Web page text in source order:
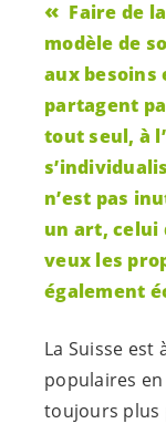
Faire de
modèle de
aux besoins
partagent
tout seul, à
n’est pas
un art, celui
veux les
également
La Suisse
populaires
toujours plus